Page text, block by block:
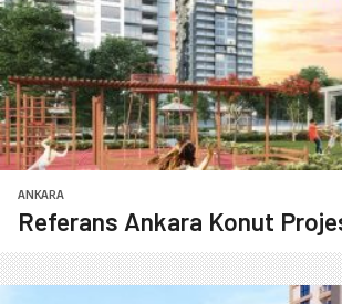
ANKARA
Referans Ankara Konut